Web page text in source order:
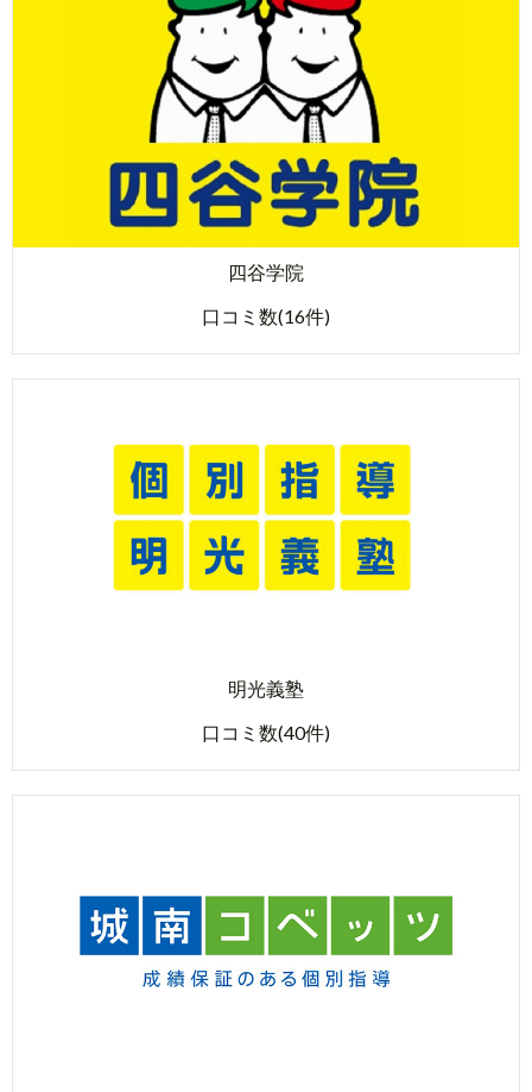
四谷学院
口コミ数(16件)
明光義塾
口コミ数(40件)